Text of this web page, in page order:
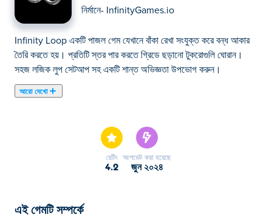
নির্মানে- InfinityGames.io
Infinity Loop একটি পাজল গেম যেখানে বাঁকা রেখা সংযুক্ত করে বন্ধ আকার
তৈরি করতে হয়। প্রতিটি স্তর পার করতে গ্রিডে ছড়ানো টুকরোগুলি ঘোরান।
সহজ লজিক লুপ সেটআপ সহ একটি শান্ত অভিজ্ঞতা উপভোগ করুন।
আরো দেখো
রেটিং
4.2
আপডেট করা হয়েছে
জুন ২০২৪
এই গেমটি সম্পর্কে